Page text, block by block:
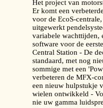
Het project van
Er komt een
voor de EcoS-
uitgewerkt
variabele
software voor de
Central Station - De
standaard, met nog
sommige met een
verbeteren de MFX-
een nieuw hulpstukje
wielen ontwikkeld -
nie uw gamma